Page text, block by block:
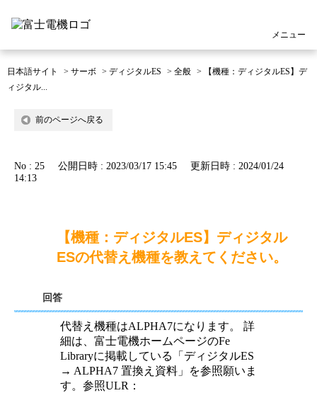
メニュー
日本語サイト > サーボ > ディジタルES > 全般 >
【機種：ディジタルES】デ
ィジタル...
前のページへ戻る
No : 25 公開日時 : 2023/03/17 15:45
更新日時 : 2024/01/24
14:13
【機種：ディジタルES】ディジタル
ESの代替え機種を教えてください。
回答
代替え機種はALPHA7になります。 詳
細は、富士電機ホームページのFe
Libraryに掲載している「ディジタルES
→ ALPHA7 置換え資料」を参照願いま
す。参照ULR：